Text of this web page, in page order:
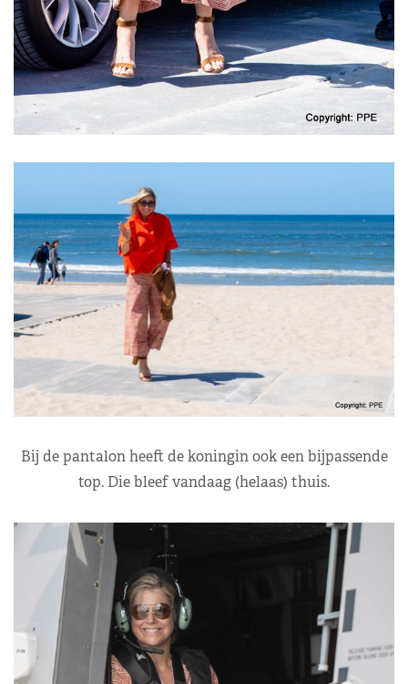
Bij de pantalon heeft de koningin ook een bijpassende
top. Die bleef vandaag (helaas) thuis.